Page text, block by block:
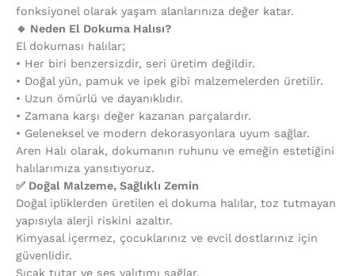
fonksiyonel olarak yaşam alanlarınıza değer katar.
🔹 Neden El Dokuma Halısı?
El dokuması halılar;
•⁠ ⁠Her biri benzersizdir, seri üretim değildir.
•⁠ ⁠Doğal yün, pamuk ve ipek gibi malzemelerden üretilir.
•⁠ ⁠Uzun ömürlü ve dayanıklıdır.
•⁠ ⁠Zamana karşı değer kazanan parçalardır.
•⁠ ⁠Geleneksel ve modern dekorasyonlara uyum sağlar.
Aren Halı olarak, dokumanın ruhunu ve emeğin estetiğini
halılarımıza yansıtıyoruz.
✅ Doğal Malzeme, Sağlıklı Zemin
Doğal ipliklerden üretilen el dokuma halılar, toz tutmayan
yapısıyla alerji riskini azaltır.
Kimyasal içermez, çocuklarınız ve evcil dostlarınız için
güvenlidir.
Sıcak tutar ve ses yalıtımı sağlar.